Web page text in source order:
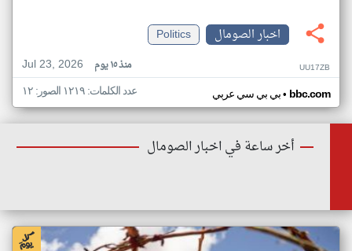
اخبار الصومال
Politics
Jul 23, 2026
منذ ١٥ يوم UU17ZB
بي بي سي عربي• bbc.com عدد الكلمات: ١٢١٩ الصور: ١٢
أخر ساعة في اخبار الصومال